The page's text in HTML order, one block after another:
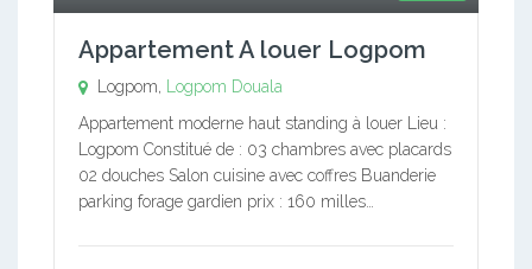
Appartement A louer Logpom
Logpom, Logpom Douala
Appartement moderne haut standing à louer Lieu :
Logpom Constitué de : 03 chambres avec placards
02 douches Salon cuisine avec coffres Buanderie
parking forage gardien prix : 160 milles…